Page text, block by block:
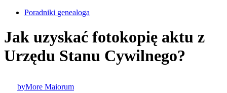
Poradniki genealoga
Jak uzyskać fotokopię aktu z
Urzędu Stanu Cywilnego?
byMore Maiorum